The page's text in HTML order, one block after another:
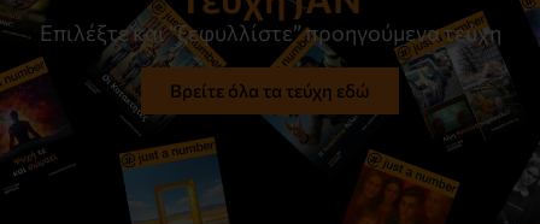
Στον ίσκιο του μεσημεριού
Επιλέξτε και “ξεφυλλίστε” προηγούμενα τεύχη
Βρείτε όλα τα τεύχη εδώ